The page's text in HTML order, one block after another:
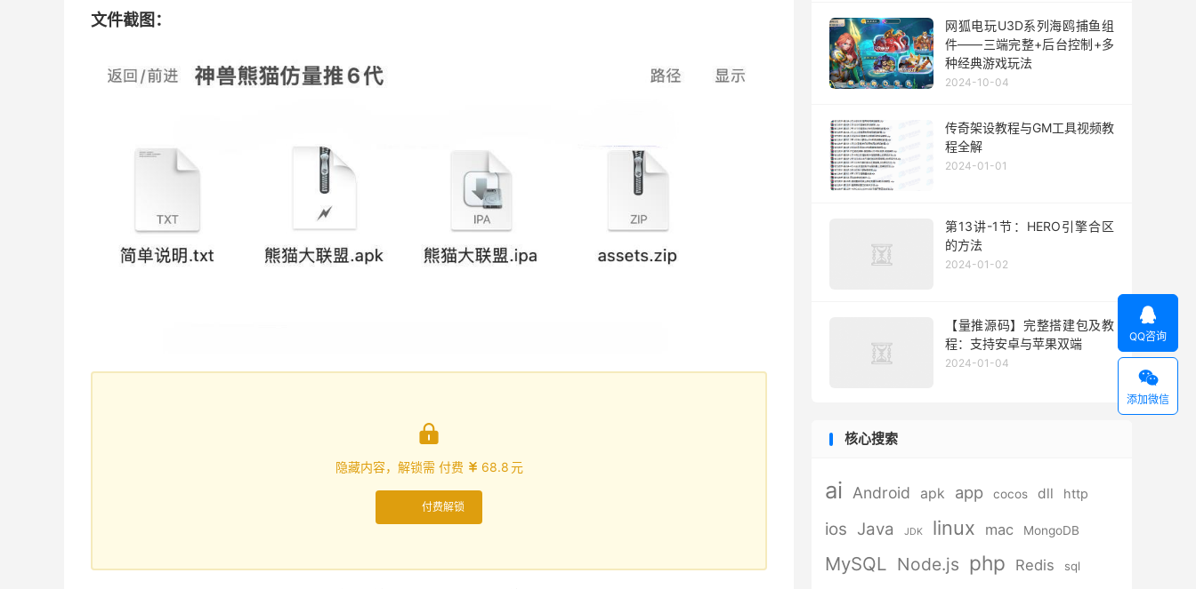
文件截图：

隐藏内容，解锁需 付费  68.8元
付费解锁
网狐电玩U3D系列海鸥捕鱼组
件——三端完整+后台控制+多
种经典游戏玩法
2024-10-04
传奇架设教程与GM工具视频教
程全解
2024-01-01
第13讲-1节：HERO引擎合区
的方法
2024-01-02
【量推源码】完整搭建包及教
程：支持安卓与苹果双端
2024-01-04
核心搜索
ai Android apk app cocos dll http
ios Java JDK linux mac MongoDB
MySQL Node.js php Redis sql

QQ咨询

添加微信